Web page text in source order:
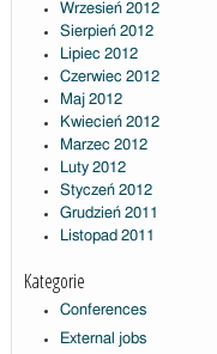
Wrzesień 2012
Sierpień 2012
Lipiec 2012
Czerwiec 2012
Maj 2012
Kwiecień 2012
Marzec 2012
Luty 2012
Styczeń 2012
Grudzień 2011
Listopad 2011
Kategorie
Conferences
External jobs